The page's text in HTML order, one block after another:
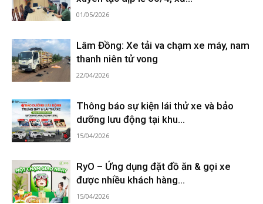
01/05/2026
Lâm Đồng: Xe tải va chạm xe máy, nam
thanh niên tử vong
22/04/2026
Thông báo sự kiện lái thử xe và bảo
dưỡng lưu động tại khu...
15/04/2026
RyO – Ứng dụng đặt đồ ăn & gọi xe
được nhiều khách hàng...
15/04/2026